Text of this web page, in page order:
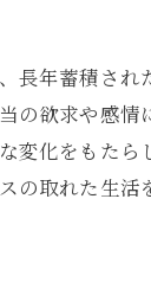
長年蓄積され
の欲求や感情
変化をもたら
の取れた生活